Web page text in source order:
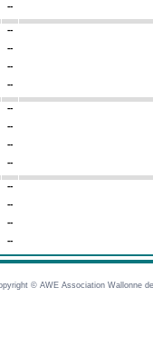
--
--
--
--
--
--
--
--
--
--
--
--
--
© AWE Association Wallonne